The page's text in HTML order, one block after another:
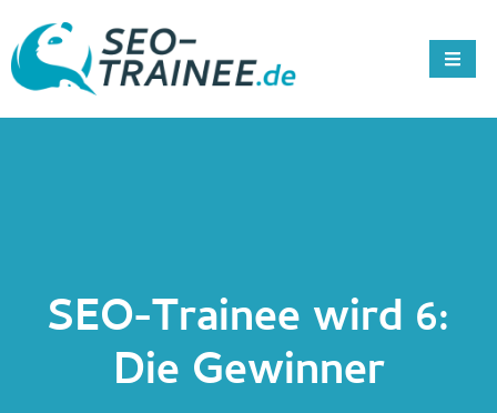
SEO-Trainee wird 6:
Die Gewinner